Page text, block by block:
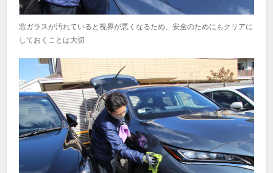
窓ガラスが汚れていると視界が悪くなるため、安全のためにもクリアに
しておくことは大切